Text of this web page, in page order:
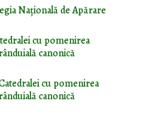
Naţională de Apărare
cu pomenirea
canonică
cu pomenirea
canonică